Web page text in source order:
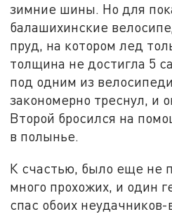
зимние шины. Но для
балашихинские
пруд, на котором лед
толщина не достигла 5
под одним из
закономерно треснул, и
Второй бросился на
в полынье.
К счастью, было еще не
много прохожих, и один
спас обоих